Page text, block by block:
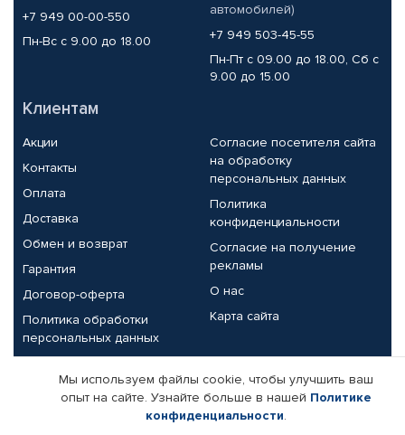
+7 949 00-00-550
Пн-Вс с 9.00 до 18.00
автомобилей)
+7 949 503-45-55
Пн-Пт с 09.00 до 18.00, Сб с
9.00 до 15.00
Клиентам
Акции
Контакты
Оплата
Доставка
Обмен и возврат
Гарантия
Договор-оферта
Политика обработки
персональных данных
Согласие посетителя сайта
на обработку
персональных данных
Политика
конфиденциальности
Согласие на получение
рекламы
О нас
Карта сайта
Партнерам
Корпоративным клиентам
Реквизиты компании
Мы используем файлы cookie, чтобы улучшить ваш
опыт на сайте. Узнайте больше в нашей Политике
конфиденциальности.